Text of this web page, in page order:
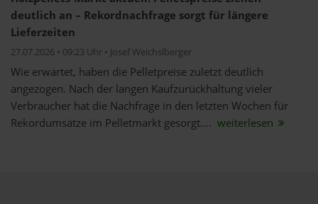
deutlich an – Rekordnachfrage sorgt für längere
Lieferzeiten
27.07.2026 • 09:23 Uhr • Josef Weichslberger
Wie erwartet, haben die Pelletpreise zuletzt deutlich
angezogen. Nach der langen Kaufzurückhaltung vieler
Verbraucher hat die Nachfrage in den letzten Wochen für
Rekordumsätze im Pelletmarkt gesorgt.... weiterlesen